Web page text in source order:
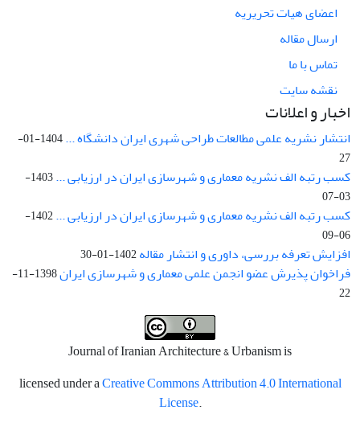
اعضای هیات تحریریه
ارسال مقاله
تماس با ما
نقشه سایت
اخبار و اعلانات
انتشار نشریه علمی مطالعات طراحی شهری ایران دانشگاه ...
1404-01-
27
کسب رتبه الف نشریه معماری و شهرسازی ایران در ارزیابی ...
1403-
03-07
کسب رتبه الف نشریه معماری و شهرسازی ایران در ارزیابی ...
1402-
06-09
افزایش تعرفه بررسی، داوری و انتشار مقاله1402-01-30
فراخوان پذیرش عضو انجمن علمی معماری و شهرسازی ایران
1398-11-
22
Journal of Iranian Architecture & Urbanism is
licensed under aCreative Commons Attribution 4.0 International
License.